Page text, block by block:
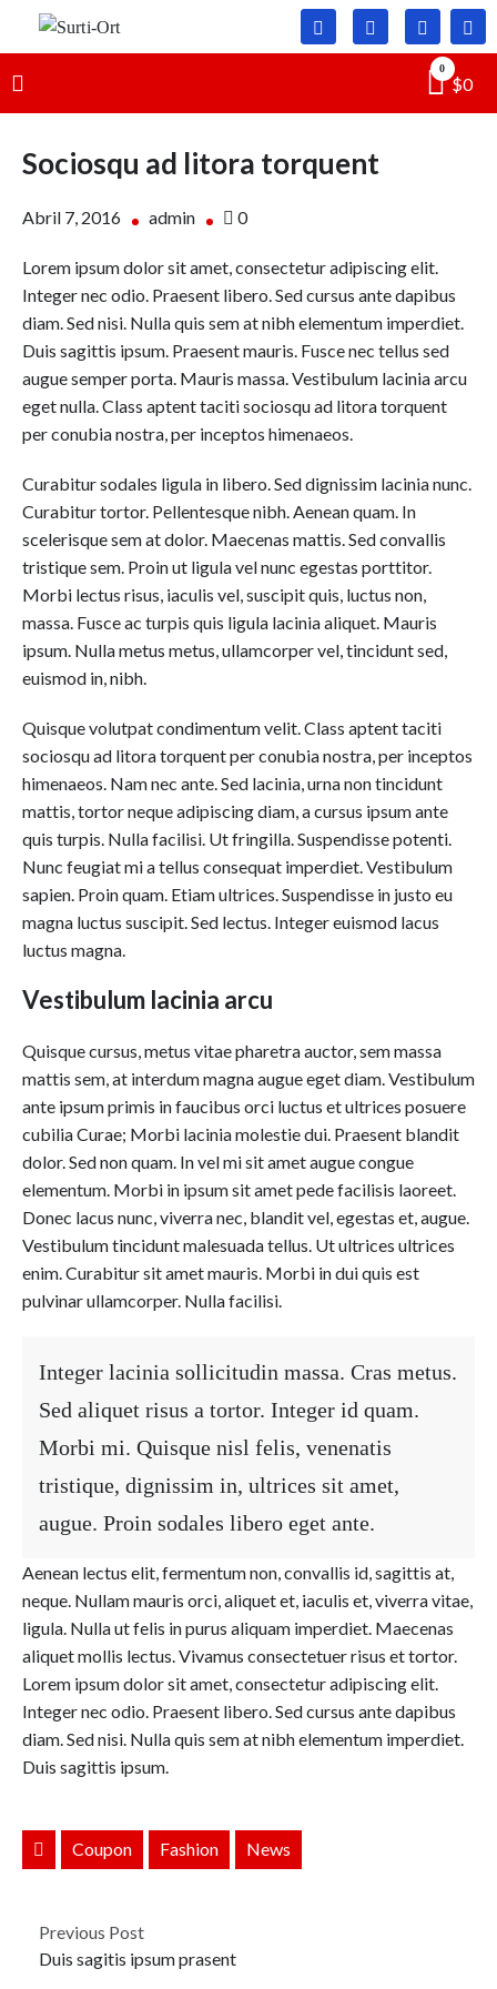
Surti-
Ort
SO
0
$0
Sociosqu ad litora torquent
Abril 7, 2016 admin 0on
ad
litora
torquent
Lorem ipsum dolor sit amet, consectetur adipiscing elit.
Integer nec odio. Praesent libero. Sed cursus ante dapibus
diam. Sed nisi. Nulla quis sem at nibh elementum imperdiet.
Duis sagittis ipsum. Praesent mauris. Fusce nec tellus sed
augue semper porta. Mauris massa. Vestibulum lacinia arcu
eget nulla. Class aptent taciti sociosqu ad litora torquent
per conubia nostra, per inceptos himenaeos.
Curabitur sodales ligula in libero. Sed dignissim lacinia nunc.
Curabitur tortor. Pellentesque nibh. Aenean quam. In
scelerisque sem at dolor. Maecenas mattis. Sed convallis
tristique sem. Proin ut ligula vel nunc egestas porttitor.
Morbi lectus risus, iaculis vel, suscipit quis, luctus non,
massa. Fusce ac turpis quis ligula lacinia aliquet. Mauris
ipsum. Nulla metus metus, ullamcorper vel, tincidunt sed,
euismod in, nibh.
Quisque volutpat condimentum velit. Class aptent taciti
sociosqu ad litora torquent per conubia nostra, per inceptos
himenaeos. Nam nec ante. Sed lacinia, urna non tincidunt
mattis, tortor neque adipiscing diam, a cursus ipsum ante
quis turpis. Nulla facilisi. Ut fringilla. Suspendisse potenti.
Nunc feugiat mi a tellus consequat imperdiet. Vestibulum
sapien. Proin quam. Etiam ultrices. Suspendisse in justo eu
magna luctus suscipit. Sed lectus. Integer euismod lacus
luctus magna.
Vestibulum lacinia arcu
Quisque cursus, metus vitae pharetra auctor, sem massa
mattis sem, at interdum magna augue eget diam. Vestibulum
ante ipsum primis in faucibus orci luctus et ultrices posuere
cubilia Curae; Morbi lacinia molestie dui. Praesent blandit
dolor. Sed non quam. In vel mi sit amet augue congue
elementum. Morbi in ipsum sit amet pede facilisis laoreet.
Donec lacus nunc, viverra nec, blandit vel, egestas et, augue.
Vestibulum tincidunt malesuada tellus. Ut ultrices ultrices
enim. Curabitur sit amet mauris. Morbi in dui quis est
pulvinar ullamcorper. Nulla facilisi.
Integer lacinia sollicitudin massa. Cras metus.
Sed aliquet risus a tortor. Integer id quam.
Morbi mi. Quisque nisl felis, venenatis
tristique, dignissim in, ultrices sit amet,
augue. Proin sodales libero eget ante.
Aenean lectus elit, fermentum non, convallis id, sagittis at,
neque. Nullam mauris orci, aliquet et, iaculis et, viverra vitae,
ligula. Nulla ut felis in purus aliquam imperdiet. Maecenas
aliquet mollis lectus. Vivamus consectetuer risus et tortor.
Lorem ipsum dolor sit amet, consectetur adipiscing elit.
Integer nec odio. Praesent libero. Sed cursus ante dapibus
diam. Sed nisi. Nulla quis sem at nibh elementum imperdiet.
Duis sagittis ipsum.
Coupon Fashion News
Previous Post
Duis sagitis ipsum prasent